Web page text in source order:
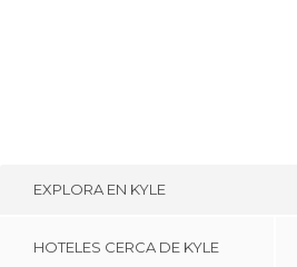
EXPLORA EN KYLE
HOTELES CERCA DE KYLE